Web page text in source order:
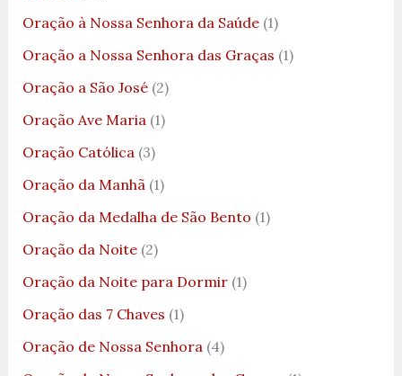
Oração à Nossa Senhora da Saúde(1)
Oração a Nossa Senhora das Graças (1)
Oração a São José(2)
Oração Ave Maria (1)
Oração Católica (3)
Oração da Manhã (1)
Oração da Medalha de São Bento (1)
Oração da Noite(2)
Oração da Noite para Dormir(1)
Oração das 7 Chaves (1)
Oração de Nossa Senhora (4)